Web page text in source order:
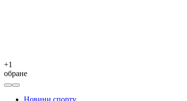
+1
обране
Новини спорту